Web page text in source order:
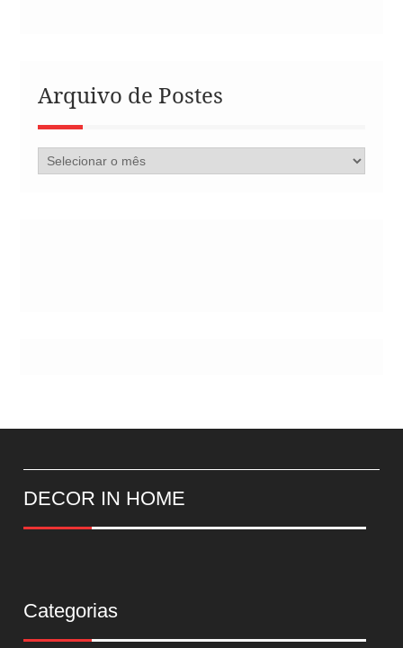
Arquivo de Postes
Arquivo
de
DECOR IN HOME
Categorias